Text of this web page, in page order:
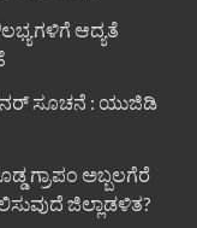
ಆದ್ಯತೆ
ಸೂಚನೆ : ಯುಜಿಡಿ
ಗ್ರಾಪಂ ಅಬ್ಬಲಗೆರೆ
ಜಿಲ್ಲಾಡಳಿತ?